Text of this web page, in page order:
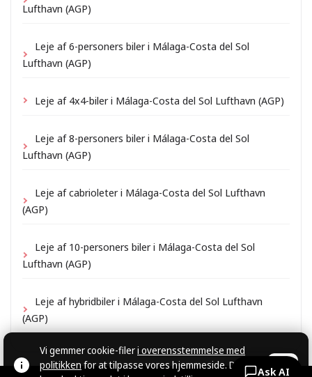
Lufthavn (AGP)
Leje af 6-personers biler i Málaga-Costa del Sol
Lufthavn (AGP)
Leje af 4x4-biler i Málaga-Costa del Sol Lufthavn (AGP)
Leje af 8-personers biler i Málaga-Costa del Sol
Lufthavn (AGP)
Leje af cabrioleter i Málaga-Costa del Sol Lufthavn
(AGP)
Leje af 10-personers biler i Málaga-Costa del Sol
Lufthavn (AGP)
Leje af hybridbiler i Málaga-Costa del Sol Lufthavn
(AGP)
Vi gemmer cookie-fileri overensstemmelse med
politikken for at tilpasse vores hjemmeside. Du
Ask AI